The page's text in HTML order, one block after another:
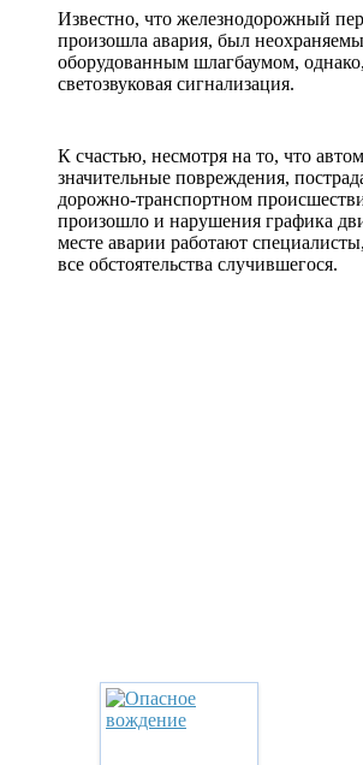
Известно, что железнодорожный
произошла авария, был
оборудованным шлагбаумом,
светозвуковая сигнализация.
К счастью, несмотря на то, что
значительные повреждения,
дорожно-транспортном
произошло и нарушения графика
месте аварии работают
все обстоятельства случившегося.